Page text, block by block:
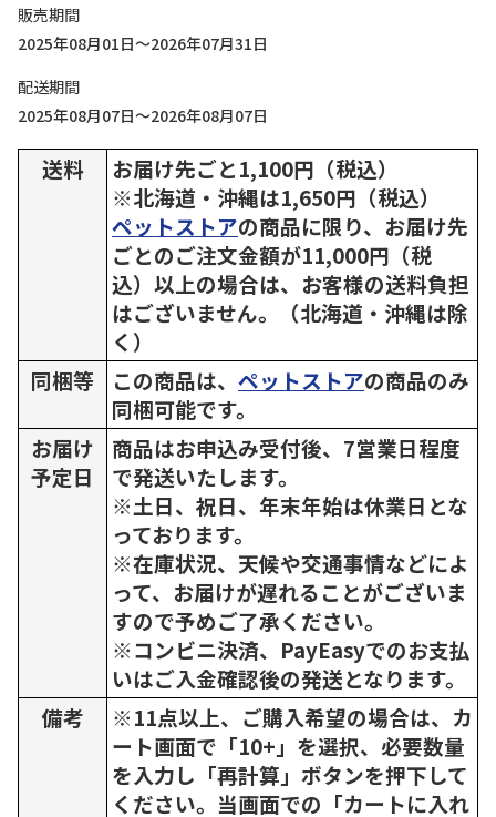
販売期間
2025年08月01日～2026年07月31日
配送期間
2025年08月07日～2026年08月07日
送料
お届け先ごと1,100円（税込）
※北海道・沖縄は1,650円（税込）
ペットストアの商品に限り、お届け先
ごとのご注文金額が11,000円（税
込）以上の場合は、お客様の送料負担
はございません。（北海道・沖縄は除
く）
同梱等
この商品は、 ペットストアの商品のみ
同梱可能です。
お届け
予定日
商品はお申込み受付後、7営業日程度
で発送いたします。
※土日、祝日、年末年始は休業日とな
っております。
※在庫状況、天候や交通事情などによ
って、お届けが遅れることがございま
すので予めご了承ください。
※コンビニ決済、PayEasyでのお支払
いはご入金確認後の発送となります。
備考
※11点以上、ご購入希望の場合は、カ
ート画面で「10+」を選択、必要数量
を入力し「再計算」ボタンを押下して
ください。当画面での「カートに入れ